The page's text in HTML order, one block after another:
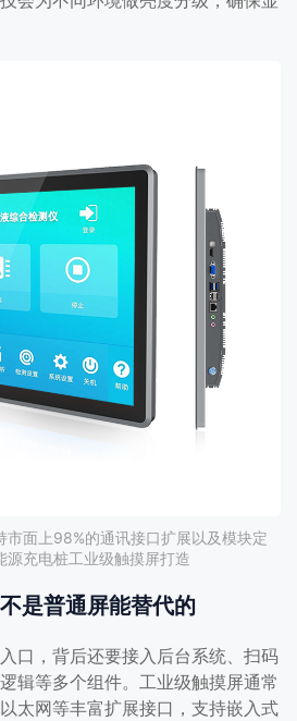
市面上98%的通讯接口扩展以及模块定
源充电桩工业级触摸屏打造
是普通屏能替代的
口，背后还要接入后台系统、扫码
辑等多个组件。工业级触摸屏通常
太网等丰富扩展接口，支持嵌入式